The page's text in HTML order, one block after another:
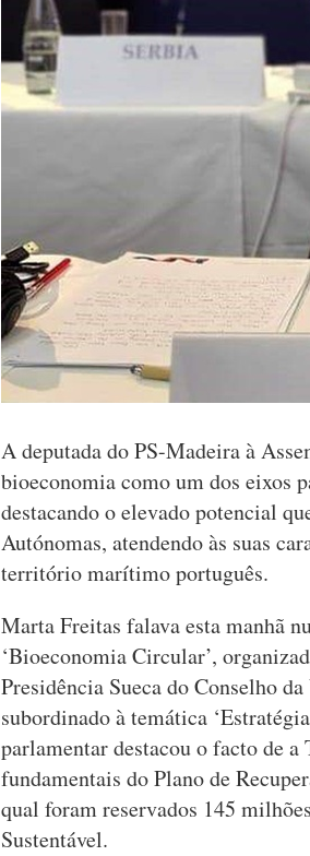
A deputada do PS-Madeira à
bioeconomia como um dos eixos
destacando o elevado potencial
Autónomas, atendendo às suas
território marítimo português.
Marta Freitas falava esta manhã
‘Bioeconomia Circular’,
Presidência Sueca do Conselho
subordinado à temática
parlamentar destacou o facto de
fundamentais do Plano de
qual foram reservados 145
Sustentável.